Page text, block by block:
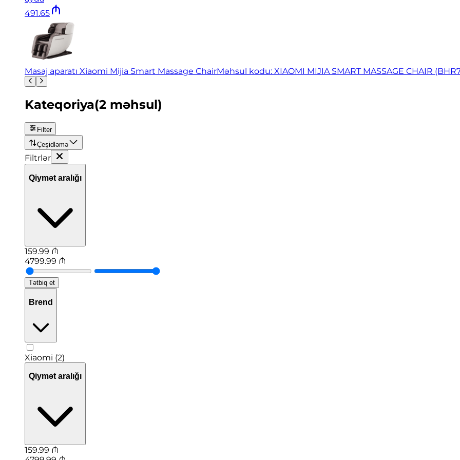
491.65
Masaj aparatı Xiaomi Mijia Smart Massage ChairMəhsul kodu: XIAOMI MIJIA SMART MASSAGE CHAIR
Kateqoriya(2 məhsul)
Filter
Çeşidləmə
Filtrlər
Qiymət aralığı
159.99 ₼
4799.99 ₼
Tətbiq et
Brend
Xiaomi (2)
Qiymət aralığı
159.99 ₼